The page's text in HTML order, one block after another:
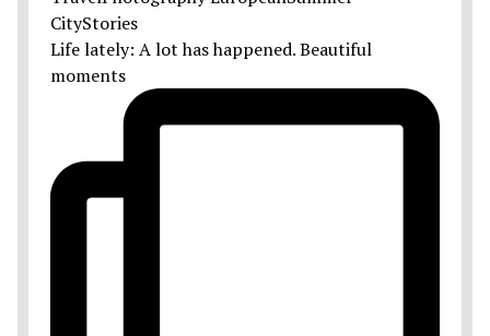
Life lately: A lot has happened. Beautiful
moments